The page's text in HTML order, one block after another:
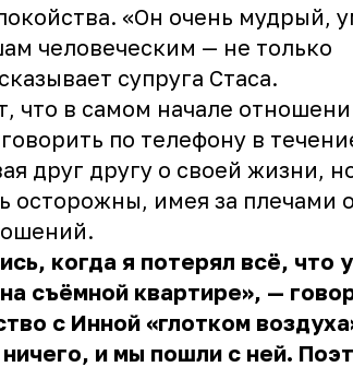
«Он очень мудрый,
человеческим — не только
супруга Стаса.
что в самом начале
по телефону в
друг другу о своей жизни,
осторожны, имея за плечами
когда я потерял всё, что
съёмной квартире», —
с Инной «глотком
и мы пошли с ней.